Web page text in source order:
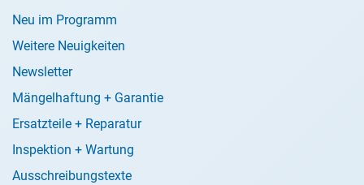
Neu im Programm
Weitere Neuigkeiten
Newsletter
Mängelhaftung + Garantie
Ersatzteile + Reparatur
Inspektion + Wartung
Ausschreibungstexte